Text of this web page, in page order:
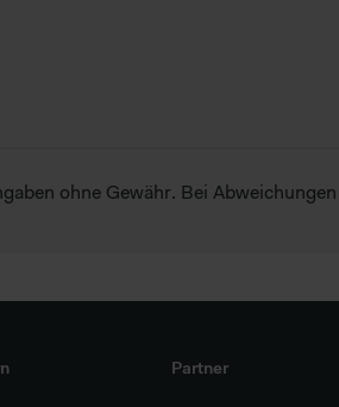
ohne Gewähr. Bei
Partner